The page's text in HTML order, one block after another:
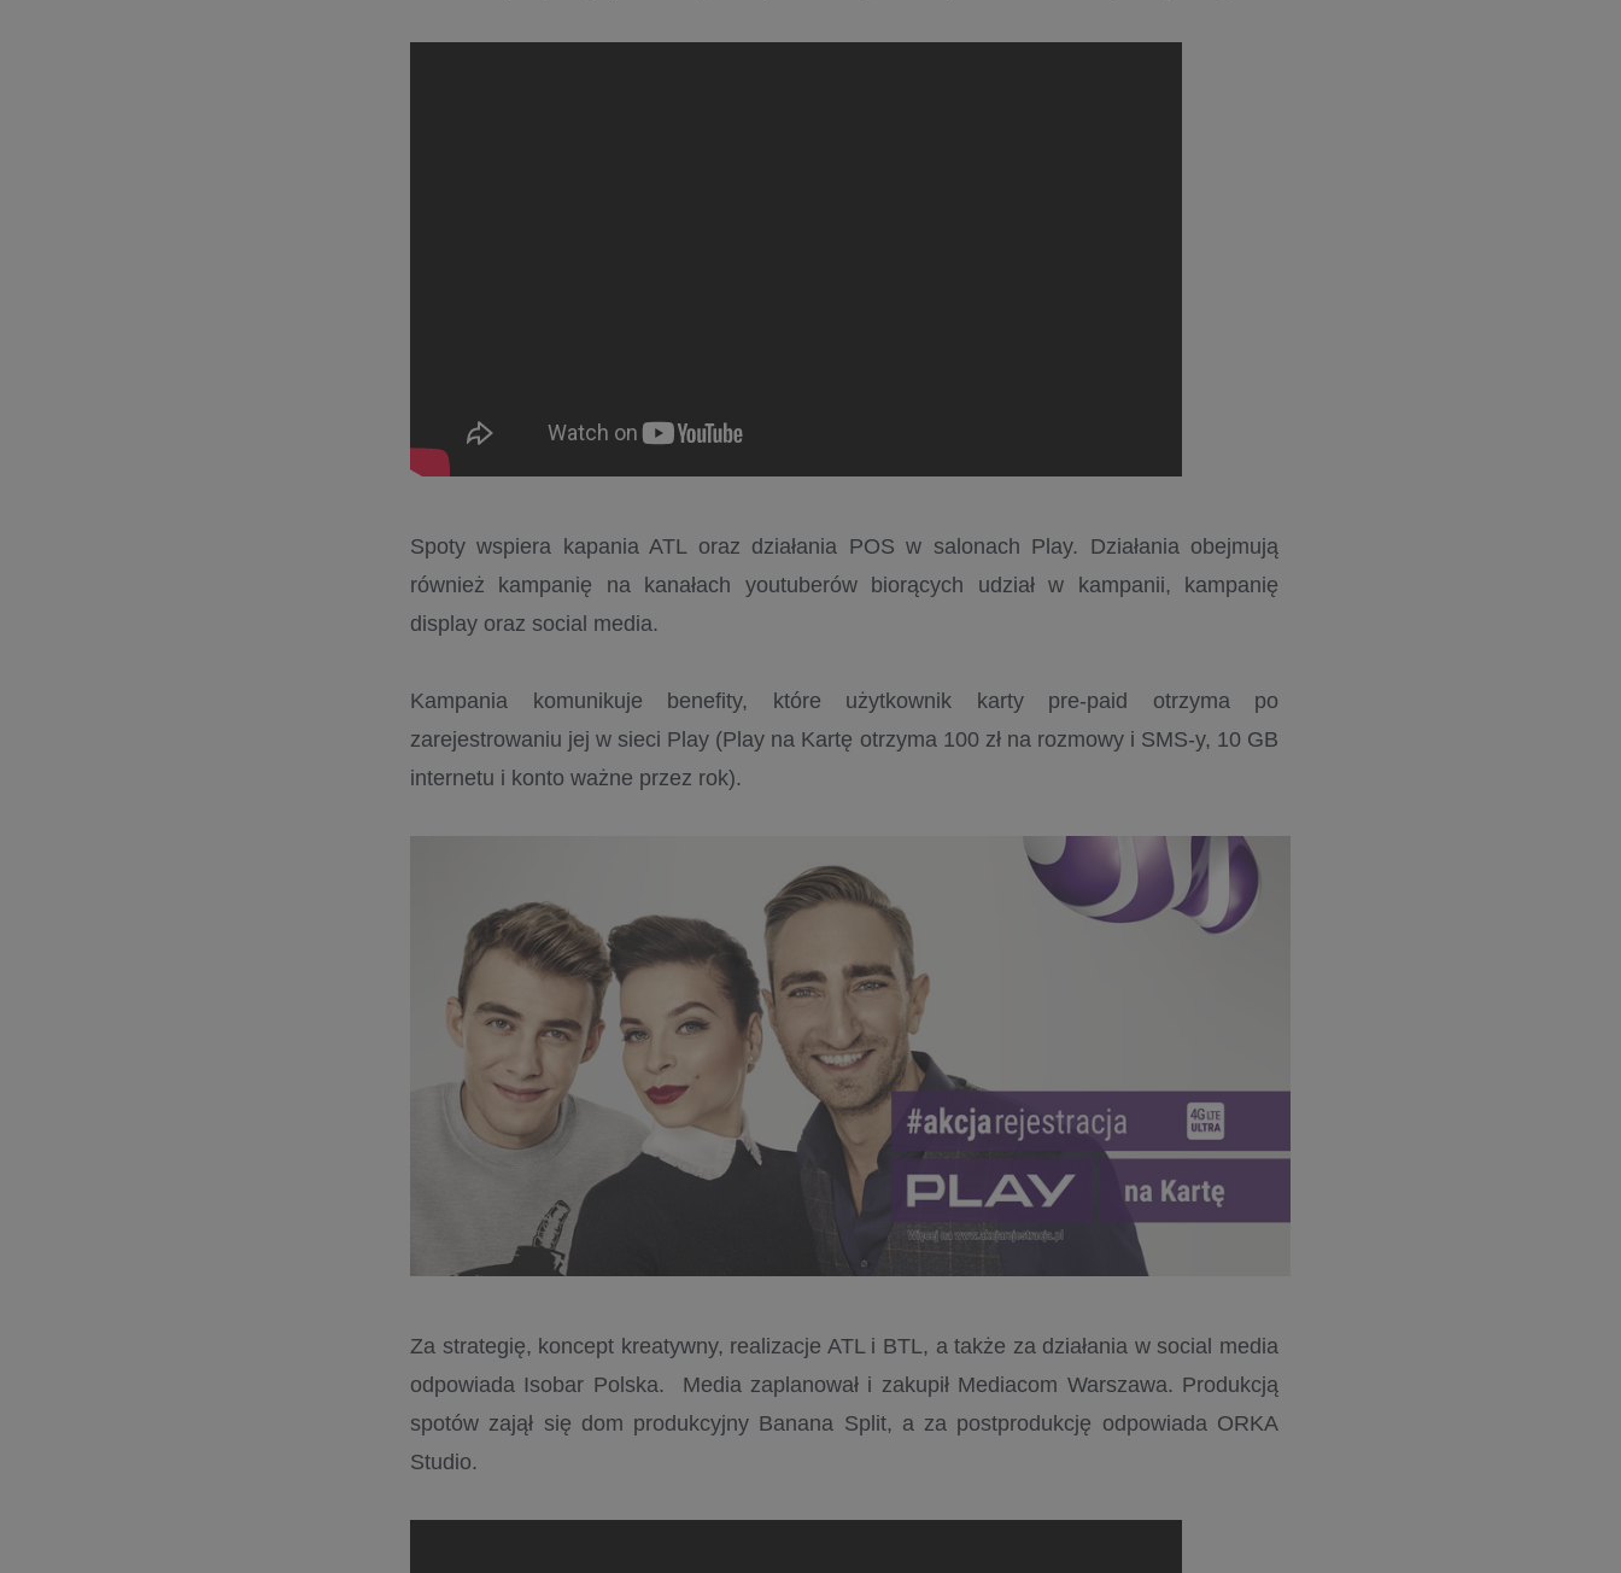
Spoty wspiera kapania ATL oraz działania POS w salonach Play. Działania obejmują
również kampanię na kanałach youtuberów biorących udział w kampanii, kampanię
display oraz social media.
Kampania komunikuje benefity, które użytkownik karty pre-paid otrzyma po
zarejestrowaniu jej w sieci Play (Play na Kartę otrzyma 100 zł na rozmowy i SMS-y, 10 GB
internetu i konto ważne przez rok).
Za strategię, koncept kreatywny, realizacje ATL i BTL, a także za działania w social media
odpowiada Isobar Polska. Media zaplanował i zakupił Mediacom Warszawa. Produkcją
spotów zajął się dom produkcyjny Banana Split, a za postprodukcję odpowiada ORKA
Studio.